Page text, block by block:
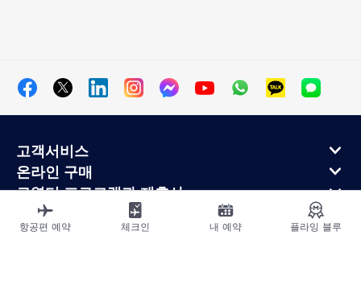
고객서비스
온라인 구매
로열티 프로그램과 제휴사
에어프랑스 정보
에어프랑스 모바일 앱
항공편 예약 체크인 내 예약 플라잉 블루